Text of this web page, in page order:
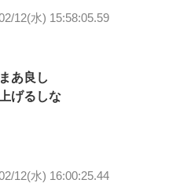
12(水) 15:58:05.59
あ良し
げるしな
12(水) 16:00:25.44